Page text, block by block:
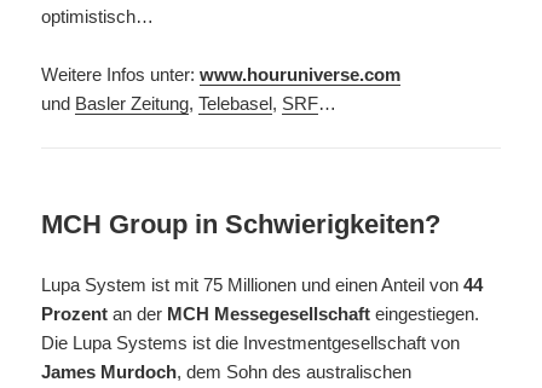
optimistisch…
Weitere Infos unter:www.houruniverse.com
und Basler Zeitung,Telebasel, SRF…
MCH Group in Schwierigkeiten?
Lupa System ist mit 75 Millionen und einen Anteil von44
Prozent an der MCH Messegesellschaft eingestiegen.
Die Lupa Systems ist die Investmentgesellschaft von
James Murdoch, dem Sohn des australischen